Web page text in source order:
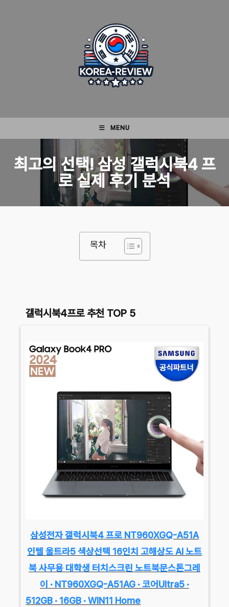
MENU
최고의 선택! 삼성 갤럭시북4 프
로 실제 후기 분석
목차
갤럭시북4프로 추천 TOP 5
삼성전자 갤럭시북4 프로 NT960XGQ-A51A
인텔 울트라5 색상선택 16인치 고해상도 AI 노트
북 사무용 대학생 터치스크린 노트북문스톤그레
이 · NT960XGQ-A51AG · 코어Ultra5 ·
512GB · 16GB · WIN11 Home